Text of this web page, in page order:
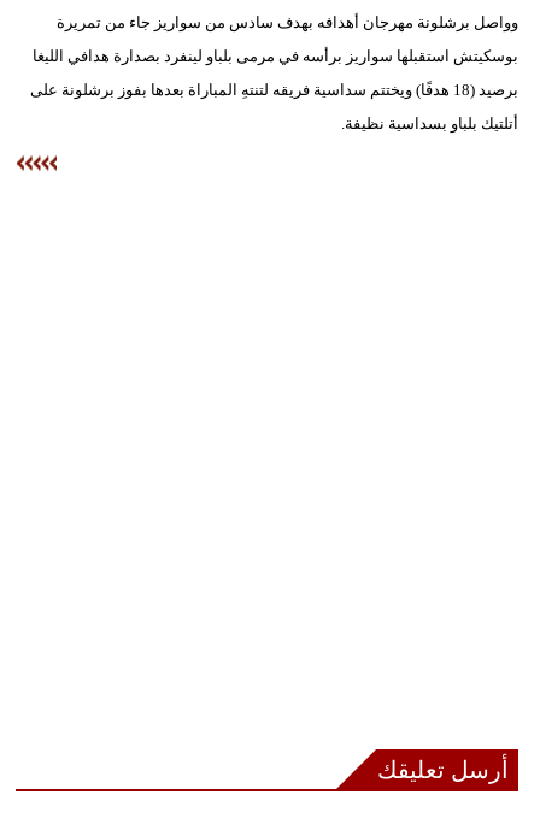
وواصل برشلونة مهرجان أهدافه بهدف سادس من سواريز جاء من تمريرة
بوسكيتش استقبلها سواريز برأسه في مرمى بلباو لينفرد بصدارة هدافي الليغا
برصيد (18 هدفًا) ويختتم سداسية فريقه لتنتهِ المباراة بعدها بفوز برشلونة على
أتلتيك بلباو بسداسية نظيفة.
أرسل تعليقك